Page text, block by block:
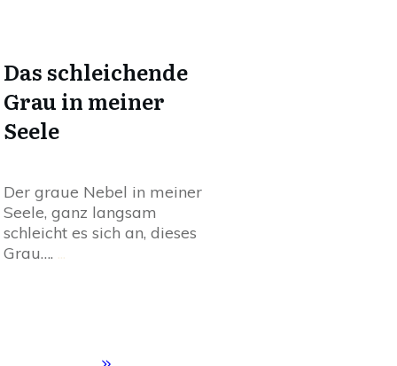
Das schleichende
Grau in meiner
Seele
Der graue Nebel in meiner
Seele, ganz langsam
schleicht es sich an, dieses
Grau…. ...